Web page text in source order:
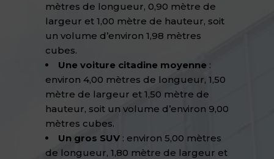
mètres de longueur, 0,90 mètre de
largeur et 1,00 mètre de hauteur, soit
un volume d’environ 1,98 mètres
cubes.
Une voiture citadine moyenne :
environ 4,00 mètres de longueur, 1,50
mètre de largeur et 1,50 mètre de
hauteur, soit un volume d’environ 9,00
mètres cubes.
Un gros SUV : environ 5,00 mètres
de longueur, 1,80 mètre de largeur et